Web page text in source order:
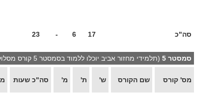
סה"כ 17
6
-
23
סמסטר 5 (תלמידי מחזור אביב יוכלו ללמוד בסמסטר 5 קורס מסלול אחד)
מס' קורס שם הקורס ש' ת' מ' סה"כ שעות